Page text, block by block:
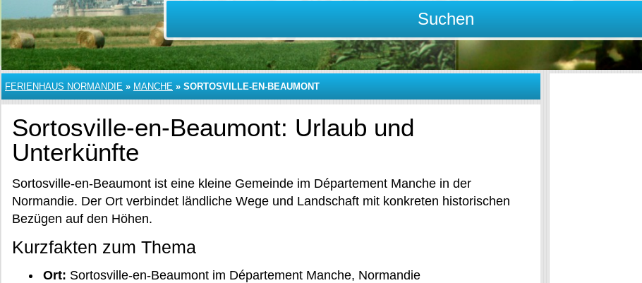
Suchen
FERIENHAUS NORMANDIE » MANCHE » SORTOSVILLE-EN-BEAUMONT
Sortosville-en-Beaumont: Urlaub und
Unterkünfte
Sortosville-en-Beaumont ist eine kleine Gemeinde im Département Manche in der
Normandie. Der Ort verbindet ländliche Wege und Landschaft mit konkreten historischen
Bezügen auf den Höhen.
Kurzfakten zum Thema
Ort: Sortosville-en-Beaumont im Département Manche, Normandie